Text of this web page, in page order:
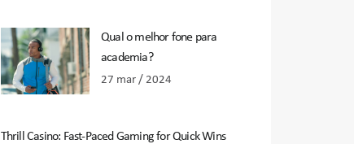
Qual o melhor fone para
academia?
27 mar / 2024
Thrill Casino: Fast‑Paced Gaming for Quick Wins